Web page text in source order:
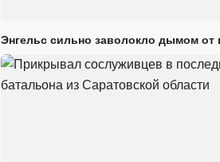
Энгельс сильно заволокло дымом от